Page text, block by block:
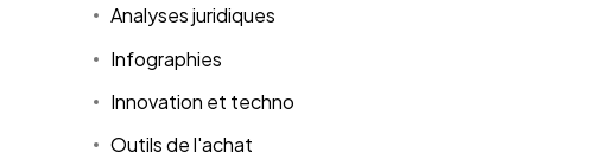
Analyses juridiques
Infographies
Innovation et techno
Outils de l'achat